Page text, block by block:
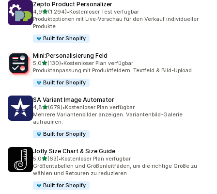
Zepto Product Personalizer
4,9von 5 Sternen
(1.294)
1294 Rezensionen insgesamt
•Kostenloser Test verfügbar
Produktoptionen mit Live-Vorschau für den Verkauf individueller
Produkte
Built for Shopify
Mini:Personalisierung Feld
5,0von 5 Sternen
(130)
130 Rezensionen insgesamt
•Kostenloser Plan verfügbar
Produktanpassung mit Produktfeldern, Textfeld & Bild-Upload
Built for Shopify
SA Variant Image Automator
4,8von 5 Sternen
(679)
679 Rezensionen insgesamt
•Kostenloser Plan verfügbar
Mehrere Variantenbilder anzeigen. Variantenbild-Galerie
aufräumen.
Built for Shopify
Jotly Size Chart & Size Guide
5,0von 5 Sternen
(63)
63 Rezensionen insgesamt
•Kostenloser Plan verfügbar
Größentabellen und Größenleitfäden, um die richtige Größe zu
wählen und Retouren zu reduzieren
Built for Shopify